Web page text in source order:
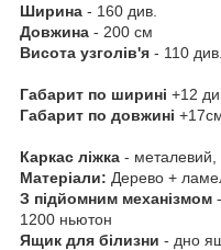
Ширина - 160 див.
Довжина - 200 см
Висота узголів'я - 110 див.
Габарит по ширині +12
Габарит по довжині
Каркас ліжка - металевий,
Матеріали: Дерево +
З підйомним механізмом
1200 ньютон
Ящик для білизни - дно